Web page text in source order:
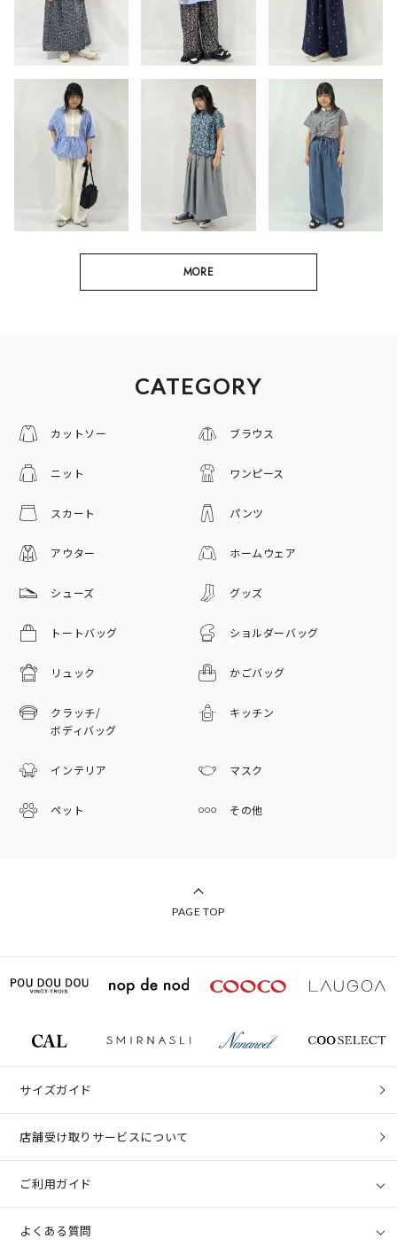
MORE
CATEGORY
カットソー ブラウス
ニット ワンピース
スカート パンツ
アウター ホームウェア
シューズ グッズ
トートバッグ ショルダーバッグ
リュック かごバッグ
クラッチ/
ボディバッグ
キッチン
インテリア マスク
ペット その他
PAGE TOP
サイズガイド
店舗受け取りサービスについて
ご利用ガイド
よくある質問